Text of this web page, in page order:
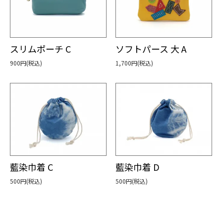
スリムポーチ C
900円(税込)
ソフトパース 大 A
1,700円(税込)
藍染巾着 C
500円(税込)
藍染巾着 D
500円(税込)